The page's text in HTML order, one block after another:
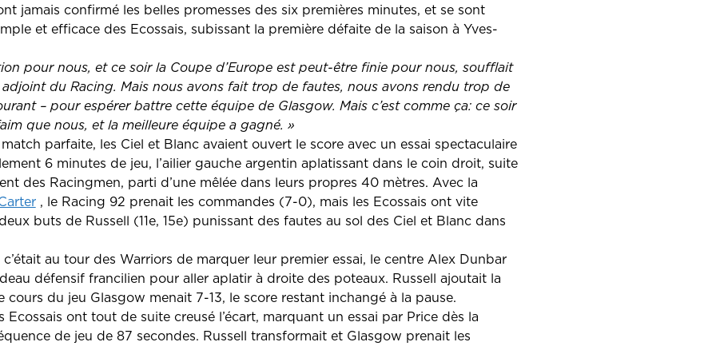
jamais confirmé les belles promesses des six premières minutes, et se sont
et efficace des Ecossais, subissant la première défaite de la saison à Yves-
pour nous, et ce soir la Coupe d’Europe est peut-être finie pour nous, soufflait
adjoint du Racing. Mais nous avons fait trop de fautes, nous avons rendu trop de
– pour espérer battre cette équipe de Glasgow. Mais c’est comme ça: ce soir
que nous, et la meilleure équipe a gagné. »
parfaite, les Ciel et Blanc avaient ouvert le score avec un essai spectaculaire
6 minutes de jeu, l’ailier gauche argentin aplatissant dans le coin droit, suite
des Racingmen, parti d’une mêlée dans leurs propres 40 mètres. Avec la
, le Racing 92 prenait les commandes (7-0), mais les Ecossais ont vite
buts de Russell (11e, 15e) punissant des fautes au sol des Ciel et Blanc dans
au tour des Warriors de marquer leur premier essai, le centre Alex Dunbar
défensif francilien pour aller aplatir à droite des poteaux. Russell ajoutait la
du jeu Glasgow menait 7-13, le score restant inchangé à la pause.
Ecossais ont tout de suite creusé l’écart, marquant un essai par Price dès la
de jeu de 87 secondes. Russell transformait et Glasgow prenait les